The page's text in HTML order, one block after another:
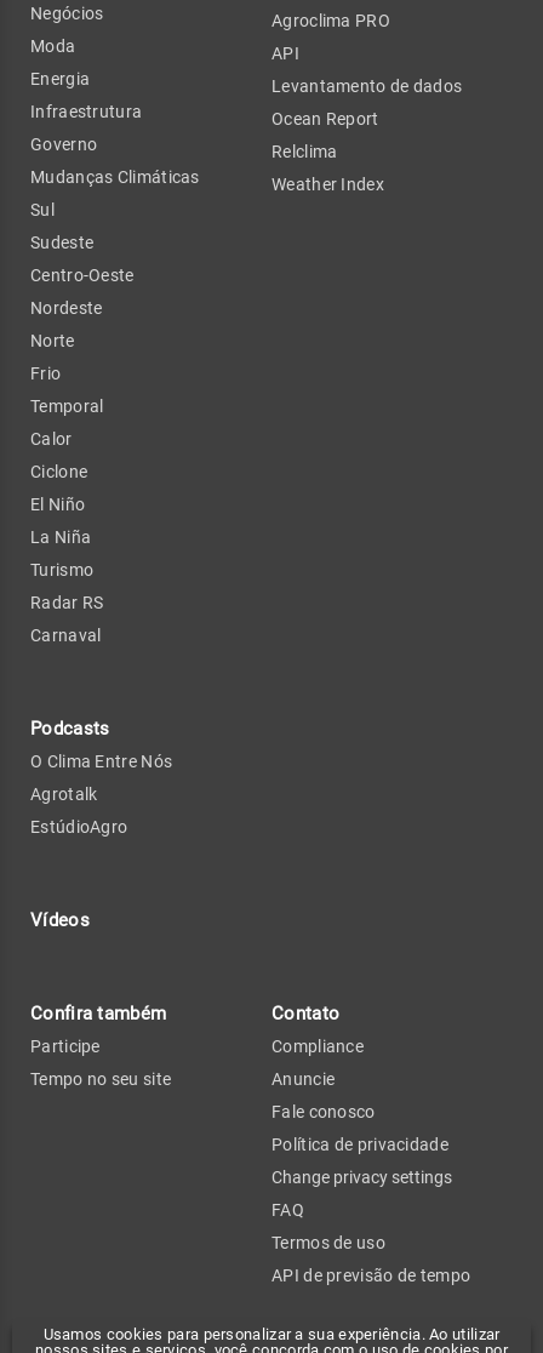
Usamos cookies para personalizar a sua experiência. Ao utilizar
Negócios
Moda
Energia
Infraestrutura
Governo
Mudanças Climáticas
Sul
Sudeste
Centro-Oeste
Nordeste
Norte
Frio
Temporal
Calor
Ciclone
El Niño
La Niña
Turismo
Radar RS
Carnaval
Podcasts
O Clima Entre Nós
Agrotalk
EstúdioAgro
Vídeos
Agroclima PRO
API
Levantamento de dados
Ocean Report
Relclima
Weather Index
Confira também
Participe
Tempo no seu site
Contato
Compliance
Anuncie
Fale conosco
Política de privacidade
Change privacy settings
FAQ
Termos de uso
API de previsão de tempo